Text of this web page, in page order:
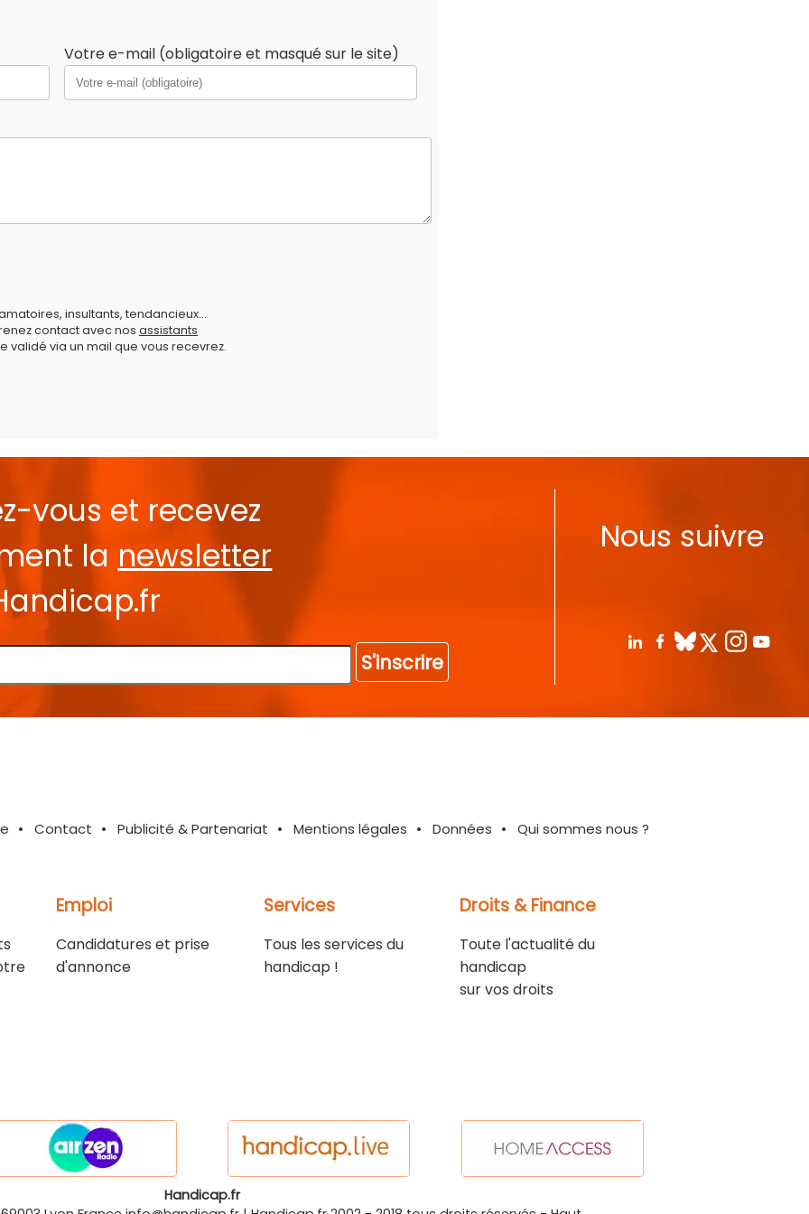
Votre e-mail (obligatoire et masqué sur le site)
insultants, tendancieux...
contact avec nos assistants
validé via un mail que vous recevrez.
vous et recevez
la newsletter
S'inscrire
Nous suivre
Contact Publicité & Partenariat Mentions légales Données Qui sommes nous ?
Emploi
Candidatures et prise
d'annonce
Services
Tous les services du
handicap !
Droits & Finance
Toute l'actualité du
handicap
sur vos droits
Handicap.fr